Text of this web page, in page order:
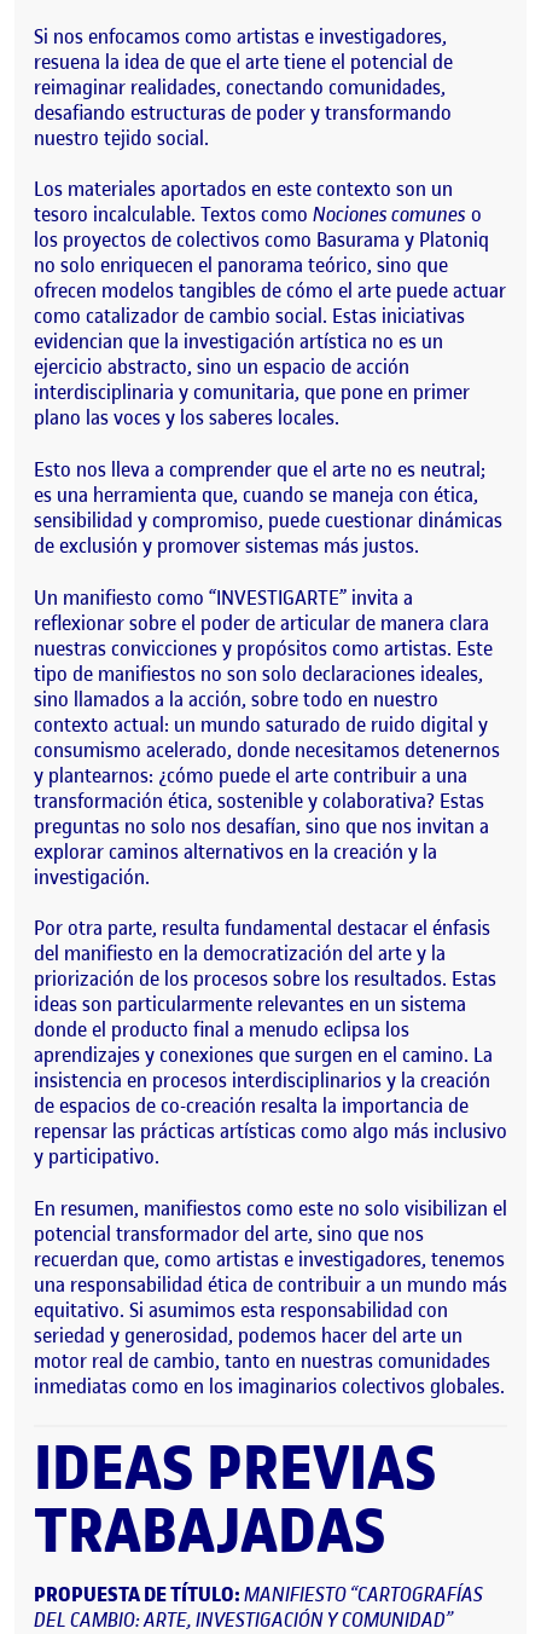
Si nos enfocamos como artistas e investigadores,
resuena la idea de que el arte tiene el potencial de
reimaginar realidades, conectando comunidades,
desafiando estructuras de poder y transformando
nuestro tejido social.
Los materiales aportados en este contexto son un
tesoro incalculable. Textos como Nociones comunes o
los proyectos de colectivos como Basurama y Platoniq
no solo enriquecen el panorama teórico, sino que
ofrecen modelos tangibles de cómo el arte puede actuar
como catalizador de cambio social. Estas iniciativas
evidencian que la investigación artística no es un
ejercicio abstracto, sino un espacio de acción
interdisciplinaria y comunitaria, que pone en primer
plano las voces y los saberes locales.
Esto nos lleva a comprender que el arte no es neutral;
es una herramienta que, cuando se maneja con ética,
sensibilidad y compromiso, puede cuestionar dinámicas
de exclusión y promover sistemas más justos.
Un manifiesto como “INVESTIGARTE” invita a
reflexionar sobre el poder de articular de manera clara
nuestras convicciones y propósitos como artistas. Este
tipo de manifiestos no son solo declaraciones ideales,
sino llamados a la acción, sobre todo en nuestro
contexto actual: un mundo saturado de ruido digital y
consumismo acelerado, donde necesitamos detenernos
y plantearnos: ¿cómo puede el arte contribuir a una
transformación ética, sostenible y colaborativa? Estas
preguntas no solo nos desafían, sino que nos invitan a
explorar caminos alternativos en la creación y la
investigación.
Por otra parte, resulta fundamental destacar el énfasis
del manifiesto en la democratización del arte y la
priorización de los procesos sobre los resultados. Estas
ideas son particularmente relevantes en un sistema
donde el producto final a menudo eclipsa los
aprendizajes y conexiones que surgen en el camino. La
insistencia en procesos interdisciplinarios y la creación
de espacios de co-creación resalta la importancia de
repensar las prácticas artísticas como algo más inclusivo
y participativo.
En resumen, manifiestos como este no solo visibilizan el
potencial transformador del arte, sino que nos
recuerdan que, como artistas e investigadores, tenemos
una responsabilidad ética de contribuir a un mundo más
equitativo. Si asumimos esta responsabilidad con
seriedad y generosidad, podemos hacer del arte un
motor real de cambio, tanto en nuestras comunidades
inmediatas como en los imaginarios colectivos globales.
IDEAS PREVIAS
TRABAJADAS
PROPUESTA DE TÍTULO:MANIFIESTO “CARTOGRAFÍAS
DEL CAMBIO: ARTE, INVESTIGACIÓN Y COMUNIDAD”